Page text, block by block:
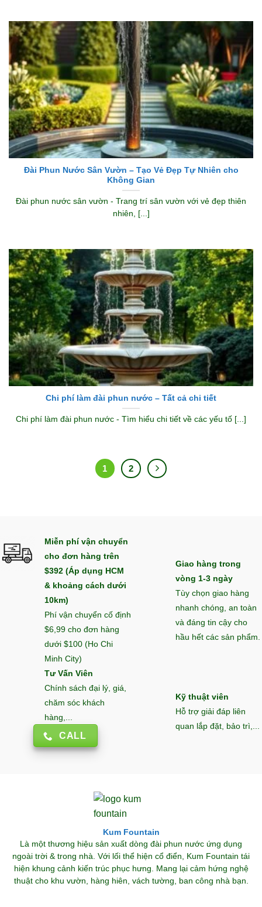
Đài Phun Nước Sân Vườn – Tạo Vẻ Đẹp Tự Nhiên cho
Không Gian
Đài phun nước sân vườn - Trang trí sân vườn với vẻ đẹp thiên
nhiên, [...]
Chi phí làm đài phun nước – Tất cả chi tiết
Chi phí làm đài phun nước - Tìm hiểu chi tiết về các yếu tố [...]
1 2
Miễn phí vận chuyển
cho đơn hàng trên
$392 (Áp dụng HCM
& khoảng cách dưới
10km)
Phí vận chuyển cố định
$6,99 cho đơn hàng
dưới $100 (Ho Chi
Minh City)
Giao hàng trong
vòng 1-3 ngày
Tùy chọn giao hàng
nhanh chóng, an toàn
và đáng tin cậy cho
hầu hết các sản phẩm.
Tư Vấn Viên
Chính sách đại lý, giá,
chăm sóc khách
hàng,...
CALL
Kỹ thuật viên
Hỗ trợ giải đáp liên
quan lắp đặt, bảo trì,...
Kum Fountain
Là một thương hiệu sản xuất dòng đài phun nước ứng dụng
ngoài trời & trong nhà. Với lối thể hiện cổ điển, Kum Fountain tái
hiện khung cảnh kiến trúc phục hưng. Mang lại cảm hứng nghệ
thuật cho khu vườn, hàng hiên, vách tường, ban công nhà bạn.